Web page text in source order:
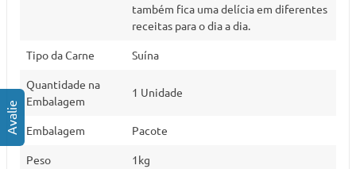
também fica uma delícia em diferentes
receitas para o dia a dia.
Tipo da Carne Suína
Quantidade na
Embalagem
1 Unidade
Embalagem Pacote
Peso 1kg